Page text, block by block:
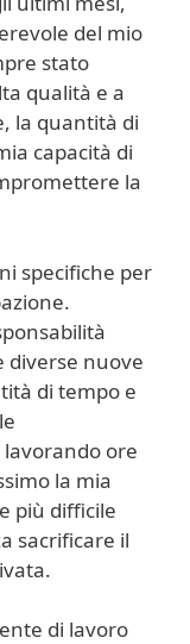
del mio
stato
qualità e a
la quantità di
capacità di
la
specifiche per
diverse nuove
di tempo e
ore
la mia
più difficile
sacrificare il
di lavoro